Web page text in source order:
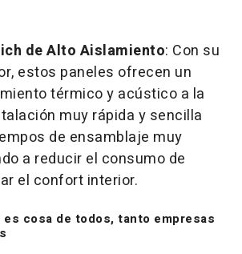
de Alto Aislamiento: Con su
estos paneles ofrecen un
térmico y acústico a la
muy rápida y sencilla
de ensamblaje muy
a reducir el consumo de
el confort interior.
cosa de todos, tanto empresas